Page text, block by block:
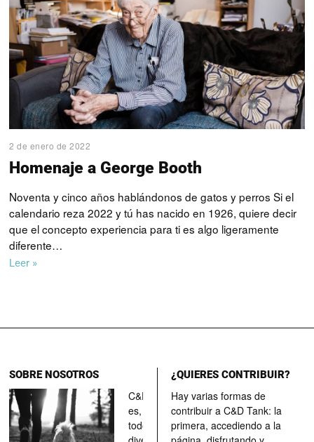
2 de enero de 2022
Homenaje a George Booth
Noventa y cinco años hablándonos de gatos y perros Si el
calendario reza 2022 y tú has nacido en 1926, quiere decir
que el concepto experiencia para ti es algo ligeramente
diferente…
Leer »
SOBRE NOSOTROS
C&D Tank
es, ante
todo, un
¿QUIERES CONTRIBUIR?
Hay varias formas de
contribuir a C&D Tank: la
primera, accediendo a la